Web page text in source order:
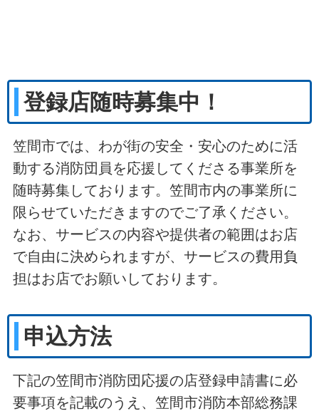
登録店随時募集中！
笠間市では、わが街の安全・安心のために活
動する消防団員を応援してくださる事業所を
随時募集しております。笠間市内の事業所に
限らせていただきますのでご了承ください。
なお、サービスの内容や提供者の範囲はお店
で自由に決められますが、サービスの費用負
担はお店でお願いしております。
申込方法
下記の笠間市消防団応援の店登録申請書に必
要事項を記載のうえ、笠間市消防本部総務課